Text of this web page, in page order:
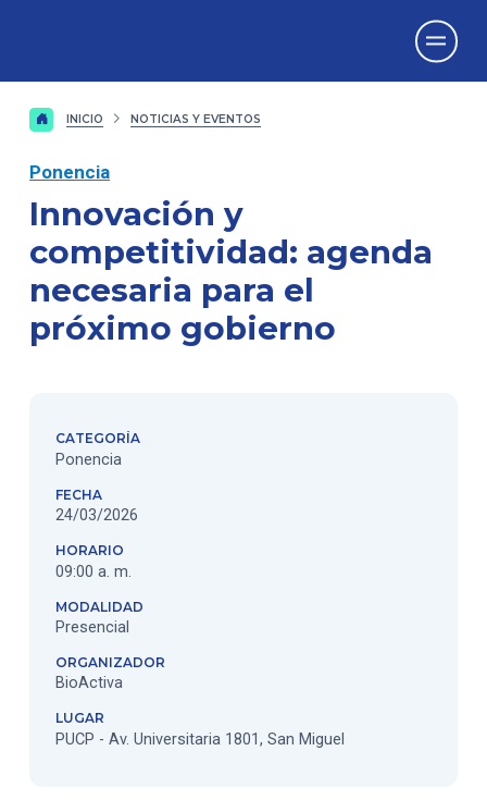
INICIO NOTICIAS Y EVENTOS
Ponencia
Innovación y
competitividad: agenda
necesaria para el
próximo gobierno
CATEGORÍA
Ponencia
FECHA
24/03/2026
HORARIO
09:00 a. m.
MODALIDAD
Presencial
ORGANIZADOR
BioActiva
LUGAR
PUCP - Av. Universitaria 1801, San Miguel